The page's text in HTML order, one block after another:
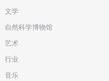
文学
自然科学博物馆
艺术
行业
音乐